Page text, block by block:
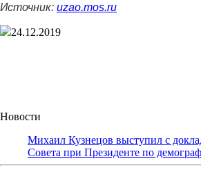
Источник: uzao.mos.ru
24.12.2019
Новости
Михаил Кузнецов выступил с
Совета при Президенте по